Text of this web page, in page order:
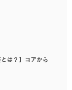
は？】コアから